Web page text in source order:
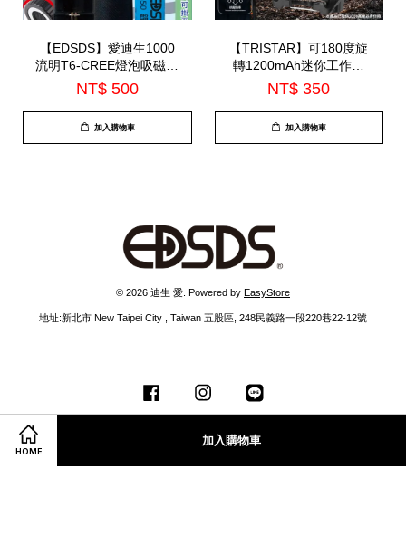
HOME
加入購物車
【EDSDS】愛迪生1000
流明T6-CREE燈泡吸磁手
電筒(EDS-G683)
NT$ 500
加入購物車
【TRISTAR】可180度旋
轉1200mAh迷你工作燈
(TS-G860)
NT$ 350
加入購物車
© 2026 迪生 愛. Powered by EasyStore
地址:新北市 New Taipei City , Taiwan 五股區, 248民義路一段220巷22-12號
Facebook Instagram